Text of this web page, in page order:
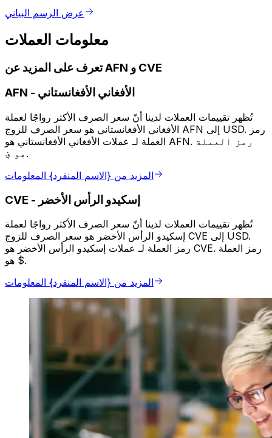
عرض الرسم البياني
معلومات العملات
تعرف على المزيد عن AFN و CVE
AFN - الأفغاني الأفغانستاني
تُظهر تقييمات العملات لدينا أنّ سعر الصرف الأكثر رواجًا لعملة
الأفغاني الأفغانستاني هو سعر الصرف للزوج AFN إلى USD. رمز
العملة لـ عملات الأفغاني الأفغانستاني هو AFN. رمز العملة
هو ؋.
المزيد من {الاسم المنفرد} المعلومات
CVE - إسكيدو الرأس الأخضر
تُظهر تقييمات العملات لدينا أنّ سعر الصرف الأكثر رواجًا لعملة
إسكيدو الرأس الأخضر هو سعر الصرف للزوج CVE إلى USD.
رمز العملة لـ عملات إسكيدو الرأس الأخضر هو CVE. رمز العملة
هو $.
المزيد من {الاسم المنفرد} المعلومات